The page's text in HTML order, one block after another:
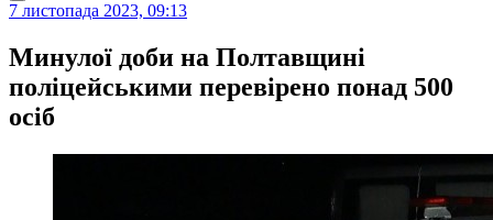
7 листопада 2023, 09:13
Минулої доби на Полтавщині
поліцейськими перевірено понад 500
осіб